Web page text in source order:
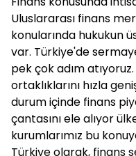
Uluslararası finans
konularında hukukun
var. Türkiye'de
pek çok adım
ortaklıklarını hızla
durum içinde finans
çantasını ele alıyor
kurumlarımız bu
Türkiye olarak, finans